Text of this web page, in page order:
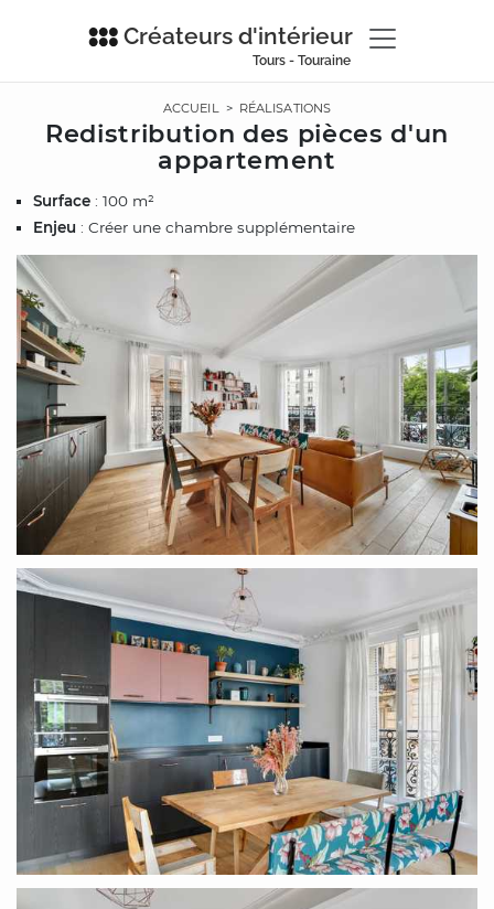
Créateurs d'intérieur
Tours - Touraine
ACCUEIL> RÉALISATIONS
Redistribution des pièces d'un
appartement
Surface : 100 m²
Enjeu : Créer une chambre supplémentaire